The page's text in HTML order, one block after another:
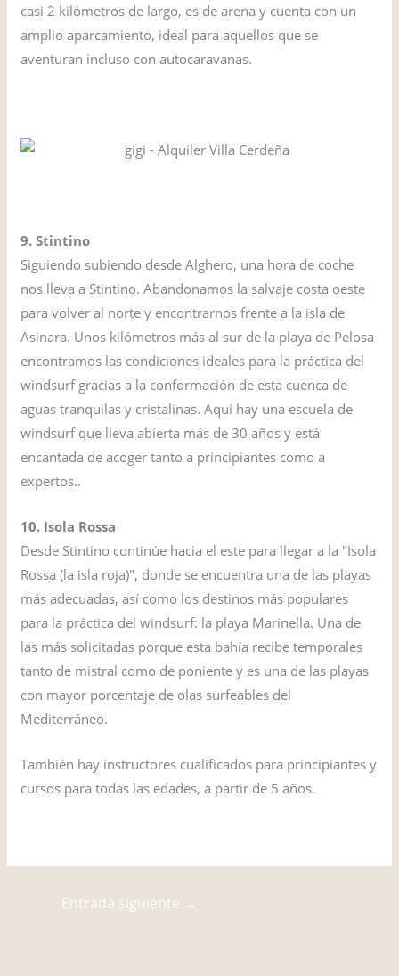
casi 2 kilómetros de largo, es de arena y cuenta con un
amplio aparcamiento, ideal para aquellos que se
aventuran incluso con autocaravanas.
9. Stintino
Siguiendo subiendo desde Alghero, una hora de coche
nos lleva a Stintino. Abandonamos la salvaje costa oeste
para volver al norte y encontrarnos frente a la isla de
Asinara. Unos kilómetros más al sur de la playa de Pelosa
encontramos las condiciones ideales para la práctica del
windsurf gracias a la conformación de esta cuenca de
aguas tranquilas y cristalinas. Aquí hay una escuela de
windsurf que lleva abierta más de 30 años y está
encantada de acoger tanto a principiantes como a
expertos..
10. Isola Rossa
Desde Stintino continúe hacia el este para llegar a la "Isola
Rossa (la isla roja)", donde se encuentra una de las playas
más adecuadas, así como los destinos más populares
para la práctica del windsurf: la playa Marinella. Una de
las más solicitadas porque esta bahía recibe temporales
tanto de mistral como de poniente y es una de las playas
con mayor porcentaje de olas surfeables del
Mediterráneo.
También hay instructores cualificados para principiantes y
cursos para todas las edades, a partir de 5 años.
Entrada siguiente →